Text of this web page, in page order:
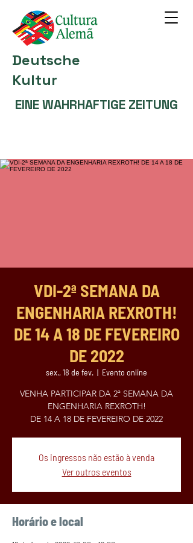
Deutsche
Kultur
EINE WAHRHAFTIGE ZEITUNG
VDI-2ª SEMANA DA
ENGENHARIA REXROTH!
DE 14 A 18 DE FEVEREIRO
DE 2022
sex., 18 de fev.
  |
Evento online
VENHA PARTICIPAR DA 2ª SEMANA DA
ENGENHARIA REXROTH!
DE 14 A 18 DE FEVEREIRO DE 2022
Os ingressos não estão à venda
Ver outros eventos
Horário e local